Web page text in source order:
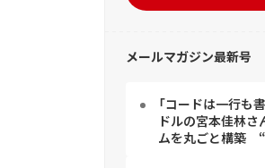
メールマガジン最新号
「コードは一行も
ドルの宮本佳林さ
ムを丸ごと構築